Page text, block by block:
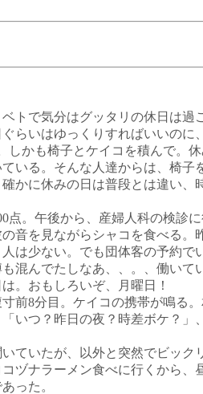
トで気分はグッタリの休日は過
らいはゆっくりすればいいのに
しかも椅子とケイコを積んで。
いる。そんな人達からは、椅子
かに休みの日は普段とは違い、
点。午後から、産婦人科の検診
音を見ながらシャコを食べる。
人は少ない。でも団体客の予約で
混んでたしなあ、、。、働いて
。おもしろいぞ、月曜日！
前8分目。ケイコの携帯が鳴る
いつ？昨日の夜？時差ボケ？」
ていたが、以外と突然でビック
ヅナラーメン食べに行くから、
った。